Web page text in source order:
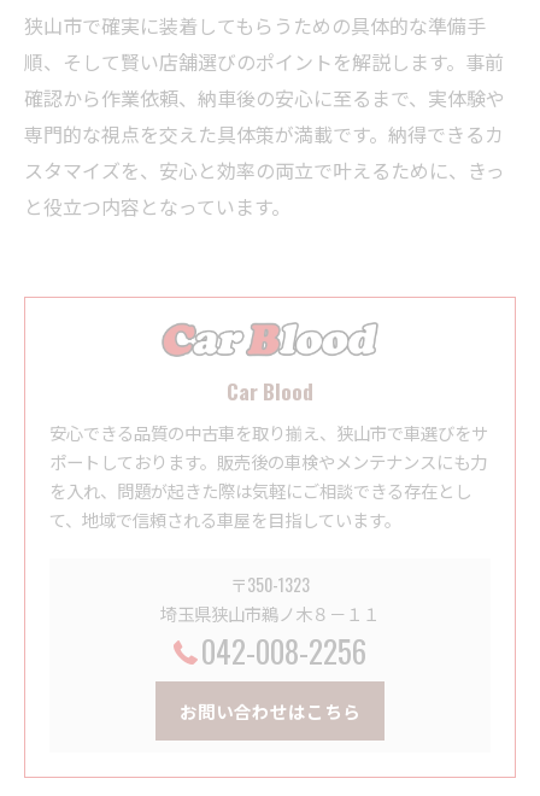
狭山市で確実に装着してもらうための具体的な準備手
順、そして賢い店舗選びのポイントを解説します。事前
確認から作業依頼、納車後の安心に至るまで、実体験や
専門的な視点を交えた具体策が満載です。納得できるカ
スタマイズを、安心と効率の両立で叶えるために、きっ
と役立つ内容となっています。
Car Blood
安心できる品質の中古車を取り揃え、狭山市で車選びをサ
ポートしております。販売後の車検やメンテナンスにも力
を入れ、問題が起きた際は気軽にご相談できる存在とし
て、地域で信頼される車屋を目指しています。
〒350-1323
埼玉県狭山市鵜ノ木８－１１
042-008-2256
お問い合わせはこちら